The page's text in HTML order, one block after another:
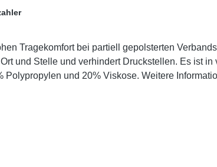
Tragekomfort bei partiell gepolsterten
und Stelle und verhindert Druckstellen. Es ist
des Herstellers Kaufen Sie jetzt Cellona Polster online bei
und unserem hervorragenden Kundenservice.